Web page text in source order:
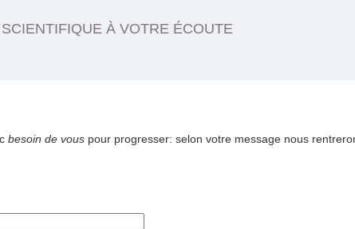
À VOTRE ÉCOUTE
besoin de vous pour progresser: selon votre message nous